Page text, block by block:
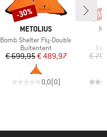
MERK
METOLIUS
Artikel
Bomb Shelter Fly-Double
Productgroep
Buitentent
Prijs
€ 699,95Verlaagde prijs
€ 489,97
0,0(0)
Korting
-30%
€
-